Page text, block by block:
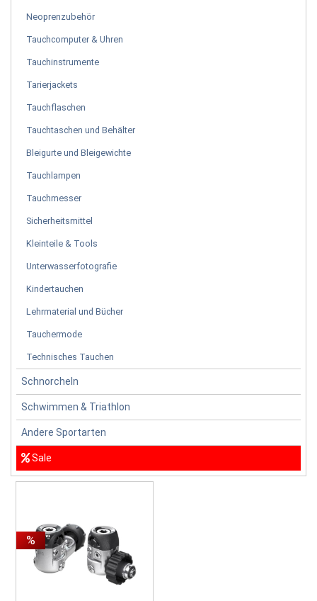
Neoprenzubehör
Tauchcomputer & Uhren
Tauchinstrumente
Tarierjackets
Tauchflaschen
Tauchtaschen und Behälter
Bleigurte und Bleigewichte
Tauchlampen
Tauchmesser
Sicherheitsmittel
Kleinteile & Tools
Unterwasserfotografie
Kindertauchen
Lehrmaterial und Bücher
Tauchermode
Technisches Tauchen
Schnorcheln
Schwimmen & Triathlon
Andere Sportarten
Sale
%